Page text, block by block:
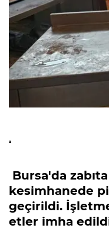
Bursa'da
kesimhanede
geçirildi.
etler imha